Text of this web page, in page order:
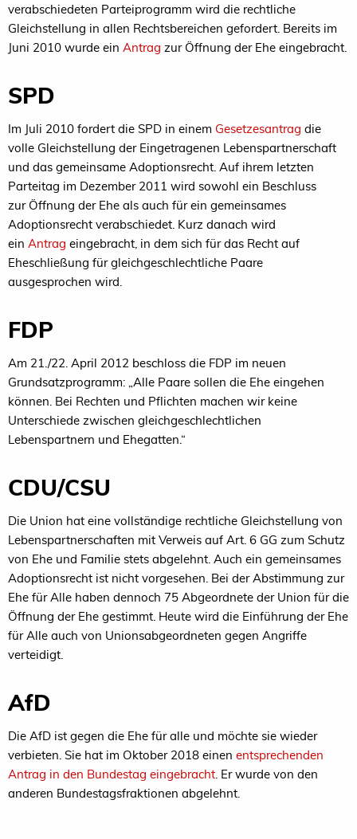
verabschiedeten Parteiprogramm wird die rechtliche
Gleichstellung in allen Rechtsbereichen gefordert. Bereits im
Juni 2010 wurde ein Antrag zur Öffnung der Ehe eingebracht.
SPD
Im Juli 2010 fordert die SPD in einem Gesetzesantrag die
volle Gleichstellung der Eingetragenen Lebenspartnerschaft
und das gemeinsame Adoptionsrecht. Auf ihrem letzten
Parteitag im Dezember 2011 wird sowohl ein Beschluss
zur Öffnung der Ehe als auch für ein gemeinsames
Adoptionsrecht verabschiedet. Kurz danach wird
ein Antrag eingebracht, in dem sich für das Recht auf
Eheschließung für gleichgeschlechtliche Paare
ausgesprochen wird.
FDP
Am 21./22. April 2012 beschloss die FDP im neuen
Grundsatzprogramm: „Alle Paare sollen die Ehe eingehen
können. Bei Rechten und Pflichten machen wir keine
Unterschiede zwischen gleichgeschlechtlichen
Lebenspartnern und Ehegatten.“
CDU/CSU
Die Union hat eine vollständige rechtliche Gleichstellung von
Lebenspartnerschaften mit Verweis auf Art. 6 GG zum Schutz
von Ehe und Familie stets abgelehnt. Auch ein gemeinsames
Adoptionsrecht ist nicht vorgesehen. Bei der Abstimmung zur
Ehe für Alle haben dennoch 75 Abgeordnete der Union für die
Öffnung der Ehe gestimmt. Heute wird die Einführung der Ehe
für Alle auch von Unionsabgeordneten gegen Angriffe
verteidigt.
AfD
Die AfD ist gegen die Ehe für alle und möchte sie wieder
verbieten. Sie hat im Oktober 2018 einen entsprechenden
Antrag in den Bundestag eingebracht. Er wurde von den
anderen Bundestagsfraktionen abgelehnt.